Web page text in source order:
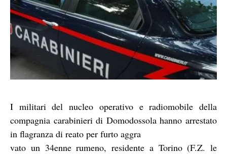
I militari del nucleo operativo e radiomobile della
compagnia carabinieri di Domodossola hanno arrestato
in flagranza di reato per furto aggra
vato un 34enne rumeno, residente a Torino (F.Z. le